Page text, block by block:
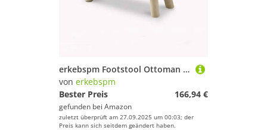
erkebspm Footstool Ottoman Abnehmbare Leinenabdeckung Massive Holzbeine Make -up -Hocker Wohnzimmer Schlafzimmer Kleiner Hocker (Farbe: Schwarz, Größe: 60 cm)
von erkebspm
Bester Preis
166,94 €
gefunden bei Amazon
zuletzt überprüft am 27.09.2025 um 00:03; der
Preis kann sich seitdem geändert haben.